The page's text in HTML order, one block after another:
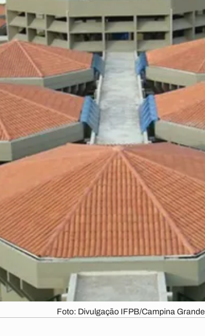
Foto: Divulgação IFPB/Campina Grande